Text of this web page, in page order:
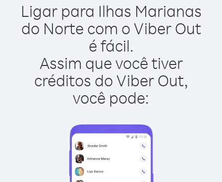
Ligar para Ilhas Marianas
do Norte com o Viber Out
é fácil.
Assim que você tiver
créditos do Viber Out,
você pode: